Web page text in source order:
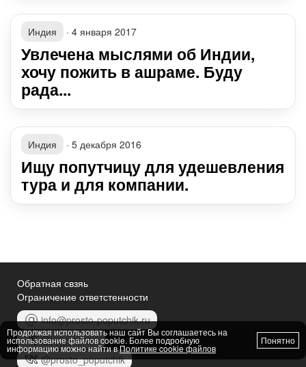
Индия · 4 января 2017
Увлечена мыслями об Индии,
хочу пожить в ашраме. Буду
рада...
Индия · 5 декабря 2016
Ищу попутчицу для удешевления
тура и для компании.
Обратная свзяь
Ограничение ответстенности
info@prosto-poputchik.ru
@pp_women
@prosto_poputchik
Продолжая использовать наш сайт Вы соглашаетесь на
использование файлов cookie. Более подробную
информацию можно найти вПолитике cookie файлов
Понятно